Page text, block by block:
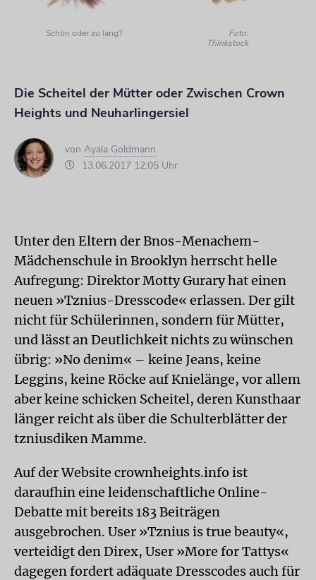
Schön oder zu lang?
Foto:
Thinkstock
Die Scheitel der Mütter oder Zwischen Crown
Heights und Neuharlingersiel
von Ayala Goldmann
13.06.2017 12:05 Uhr
Unter den Eltern der Bnos-Menachem-
Mädchenschule in Brooklyn herrscht helle
Aufregung: Direktor Motty Gurary hat einen
neuen »Tznius-Dresscode« erlassen. Der gilt
nicht für Schülerinnen, sondern für Mütter,
und lässt an Deutlichkeit nichts zu wünschen
übrig: »No denim« – keine Jeans, keine
Leggins, keine Röcke auf Knielänge, vor allem
aber keine schicken Scheitel, deren Kunsthaar
länger reicht als über die Schulterblätter der
tzniusdiken Mamme.
Auf der Website crownheights.info ist
daraufhin eine leidenschaftliche Online-
Debatte mit bereits 183 Beiträgen
ausgebrochen. User »Tznius is true beauty«,
verteidigt den Direx, User »More for Tattys«
dagegen fordert adäquate Dresscodes auch für